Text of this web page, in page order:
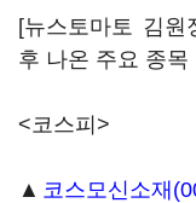
[뉴스토마토 김
후 나온 주요 종목
<코스피>
▲ 코스모신소재